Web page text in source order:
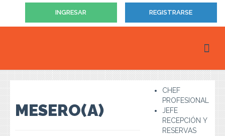
INGRESAR REGISTRARSE
Empresas
MESERO(A)
CHEF
PROFESIONAL
JEFE
RECEPCIÓN Y
RESERVAS